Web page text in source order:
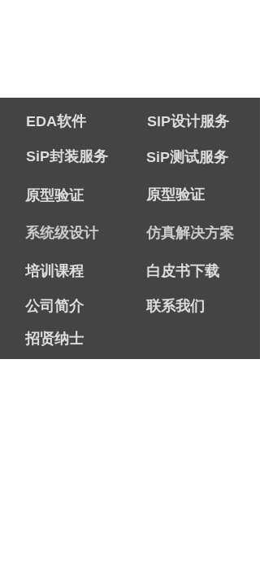
EDA软件 SIP设计服务
培训课程
SiP测试服务
系统级设计
白皮书下载
公司简介
联系我们
招贤纳士
SiP封装服务
原型验证 原型验证
仿真解决方案